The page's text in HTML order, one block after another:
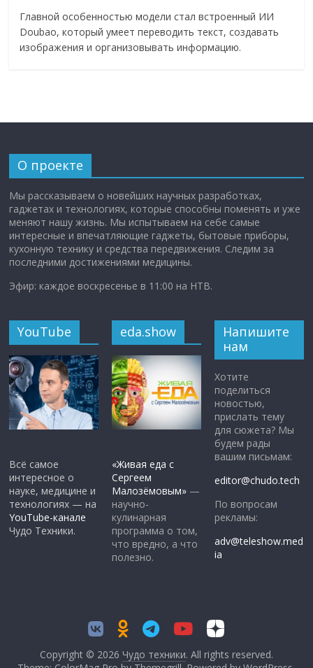
Главной особенностью модели стал встроенный ИИ
Doubao, который умеет переводить текст, создавать
изображения и организовывать информацию.
О проекте
Мы рассказываем о новейших научных разработках,
гаджетах и технологиях, которые способны поменять и уже
меняют нашу жизнь. Мы испытываем на себе самые
интересные и впечатляющие гаджеты, бытовые приборы,
кухонную технику и средства передвижения. Следим за
последними достижениями медицины.
Эфир: каждое воскресенье в 11:00 на НТВ.
YouTube
Всё самое
интересное о
науке, медицине и
технологиях — на
YouTube-канале
Чудо Техники.
eda.show
«Живая еда с
Сергеем
Малозёмовым» —
научно-
кулинарная
программа о том,
что вредно, а что
полезно.
Напишите
нам
Хотите
поделиться
новостью,
прислать тему
для сюжета? Мы
будем рады
вашим письмам:
editor@chudo.tech
По вопросам
рекламы:
adv@teleshow.med
ia
Copyright © 2026 Чудо техники. All rights reserved.